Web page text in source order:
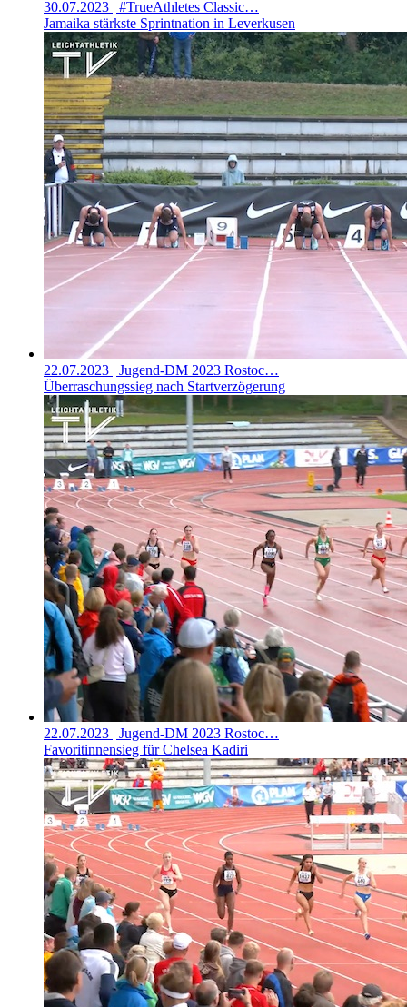
30.07.2023 | #TrueAthletes Classic…
Jamaika stärkste Sprintnation in Leverkusen
22.07.2023 | Jugend-DM 2023 Rostoc…
Überraschungssieg nach Startverzögerung
22.07.2023 | Jugend-DM 2023 Rostoc…
Favoritinnensieg für Chelsea Kadiri